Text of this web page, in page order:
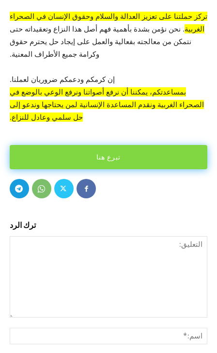
تركز حملتنا على تعزيز العدالة والسلام وحقوق الإنسان في الصحراء
الغربية. نحن نؤمن بشدة بأهمية فهم أصل هذا النزاع وتعقيداته حتى
نتمكن من معالجته بفعالية والعمل على إيجاد حل يحترم حقوق
وكرامة جميع الأطراف المعنية.
إن كرمكم ودعمكم ضروريان لعملنا.
بمساعدتكم، يمكننا أن نرفع أصواتنا ونرفع الوعي بالوضع في
الصحراء الغربية ونقدم المساعدة الإنسانية لمن يحتاجها وندعو إلى
حل سلمي وعادل للنزاع.
تبرع هنا
ترك الرد